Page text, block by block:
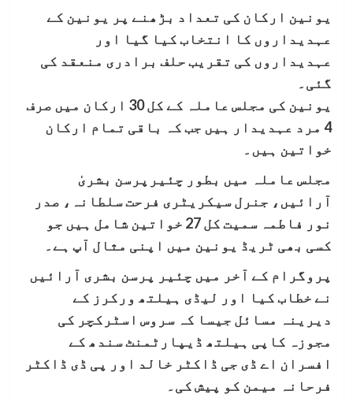
یونین ارکان کی تعداد بڑھنے پر یونین کے
عہدیداروں کا انتخاب کیا گیا اور
عہدیداروں کی تقریب حلف برادری منعقد کی
گئی۔
یونین کی مجلس عاملہ کے کل 30 ارکان میں صرف
4 مرد عہدیدار ہیں جب کہ باقی تمام ارکان
خواتین ہیں۔
مجلس عاملہ میں بطور چئیرپرسن بشریٰ
آرائیں، جنرل سیکریٹری فرحت سلطانہ، صدر
نور فاطمہ سمیت کل 27 خواتین شامل ہیں جو
کسی بھی ٹریڈ یونین میں اپنی مثال آپ ہے۔
پروگرام کے آخر میں چئیر پرسن بشری آرائیں
نے خطاب کیا اور لیڈی ہیلتھ ورکرز کے
دیرینہ مسائل جیسا کہ سروس اسٹرکچر کی
مجوزہ کاپی ہیلتھ ڈیپارٹمنٹ سندھ کے
افسران اے ڈی جی ڈاکٹر خالد اور پی ڈی ڈاکٹر
فرحانہ میمن کو پیش کی۔